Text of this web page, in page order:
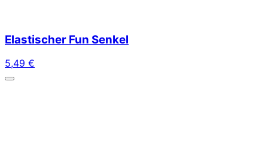
Elastischer Fun Senkel
5,49 €